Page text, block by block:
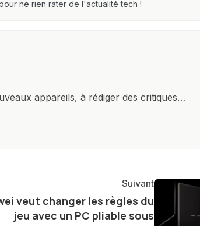
ne rien rater de l'actualité tech !
appareils, à rédiger des critiques
et à interviewer des acteurs clés de
Suivant
veut changer les règles du
jeu avec un PC pliable sous